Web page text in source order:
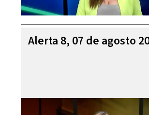
Alerta 8, 07 de agosto